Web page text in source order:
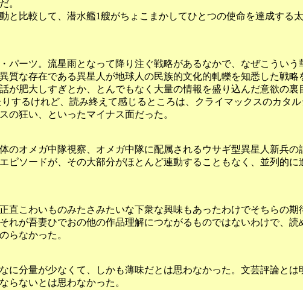
。
比較して、潜水艦1艘がちょこまかしてひとつの使命を達成する
ーツ。流星雨となって降り注ぐ戦略があるなかで、なぜこういう
な存在である異星人が地球人の民族的文化的軋轢を知悉した戦略
肥大しすぎとか、とんでもなく大量の情報を盛り込んだ意欲の
するけれど、読み終えて感じるところは、クライマックスのカタ
の狂い、といったマイナス面だった。
オメガ中隊視察、オメガ中隊に配属されるウサギ型異星人新兵の
ソードが、その大部分がほとんど連動することもなく、並列的
こわいものみたさみたいな下衆な興味もあったわけでそちらの
が吾妻ひでおの他の作品理解につながるものではないわけで、
らなかった。
分量が少なくて、しかも薄味だとは思わなかった。文芸評論とは
らないとは思わなかった。